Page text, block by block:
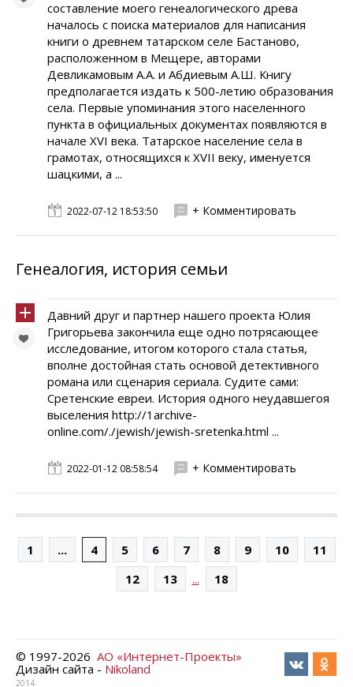
составление моего генеалогического древа
началось с поиска материалов для написания
книги о древнем татарском селе Бастаново,
расположенном в Мещере, авторами
Девликамовым А.А. и Абдиевым А.Ш. Книгу
предполагается издать к 500-летию образования
села. Первые упоминания этого населенного
пункта в официальных документах появляются в
начале XVI века. Татарское население села в
грамотах, относящихся к XVII веку, именуется
шацкими, а ...
2022-07-12 18:53:50 + Комментировать
Генеалогия, история семьи
Давний друг и партнер нашего проекта Юлия
Григорьева закончила еще одно потрясающее
исследование, итогом которого стала статья,
вполне достойная стать основой детективного
романа или сценария сериала. Судите сами:
Сретенские евреи. История одного неудавшегоя
выселения http://1archive-
online.com/./jewish/jewish-sretenka.html ...
2022-01-12 08:58:54 + Комментировать
1 ... 4 5 6 7 8 9 10
11
12
13 ... 18
© 1997-2026 АО «Интернет-Проекты»
Дизайн сайта - Nikoland
2014